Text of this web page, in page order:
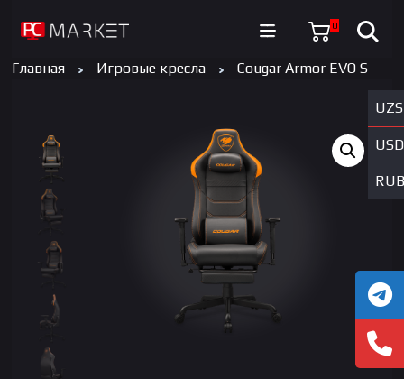
0
UZS
USD
RUB
Главная Игровые кресла Cougar Armor EVO S